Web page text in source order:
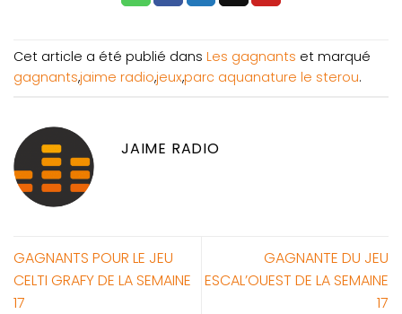
Cet article a été publié dans Les gagnants et marqué
gagnants,jaime radio,jeux,parc aquanature le sterou.
JAIME RADIO
GAGNANTS POUR LE JEU
CELTI GRAFY DE LA SEMAINE
17
GAGNANTE DU JEU
ESCAL’OUEST DE LA SEMAINE
17